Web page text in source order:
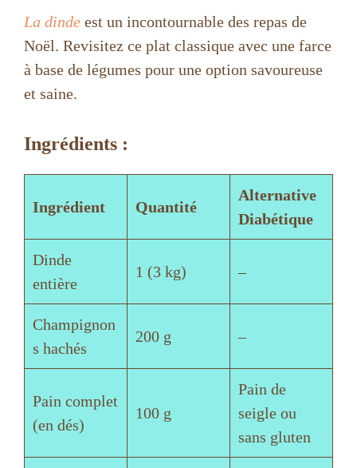
V
i
o
La dinde est un incontournable des repas de
Noël. Revisitez ce plat classique avec une farce
à base de légumes pour une option savoureuse
et saine.
Ingrédients :
Ingrédient Quantité
Alternative
Diabétique
Dinde
entière
1 (3 kg) –
Champignon
s hachés
200 g –
Pain complet
(en dés)
100 g
Pain de
seigle ou
sans gluten